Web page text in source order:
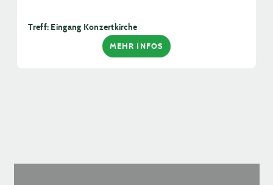
Treff: Eingang Konzertkirche
MEHR INFOS